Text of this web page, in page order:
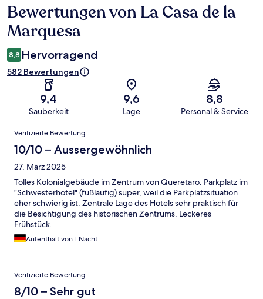
Bewertungen
Bewertungen von La Casa de la
Marquesa
8,8 Hervorragend
582 Bewertungen
9,4
Sauberkeit
9,6
Lage
8,8
Personal & Service
Bewertungen
Verifizierte Bewertung
10/10 – Aussergewöhnlich
27. März 2025
Tolles Kolonialgebäude im Zentrum von Queretaro. Parkplatz im
"Schwesterhotel" (fußläufig) super, weil die Parkplatzsituation
eher schwierig ist. Zentrale Lage des Hotels sehr praktisch für
die Besichtigung des historischen Zentrums. Leckeres
Frühstück.
Aufenthalt von 1 Nacht
Verifizierte Bewertung
8/10 – Sehr gut